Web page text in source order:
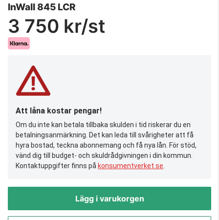
InWall 845 LCR
3 750 kr/st
Att låna kostar pengar!
Om du inte kan betala tillbaka skulden i tid riskerar du en
betalningsanmärkning. Det kan leda till svårigheter att få
hyra bostad, teckna abonnemang och få nya lån. För stöd,
vänd dig till budget- och skuldrådgivningen i din kommun.
Kontaktuppgifter finns på konsumentverket.se
Lägg i varukorgen